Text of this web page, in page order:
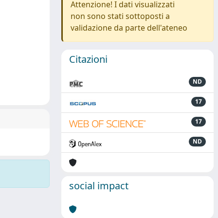
Attenzione! I dati visualizzati
non sono stati sottoposti a
validazione da parte dell'ateneo
Citazioni
ND
17
17
ND
social impact